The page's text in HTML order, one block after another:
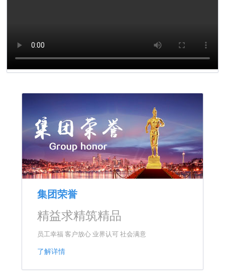
集团荣誉
精益求精筑精品
员工幸福 客户放心 业界认可 社会满意
了解详情